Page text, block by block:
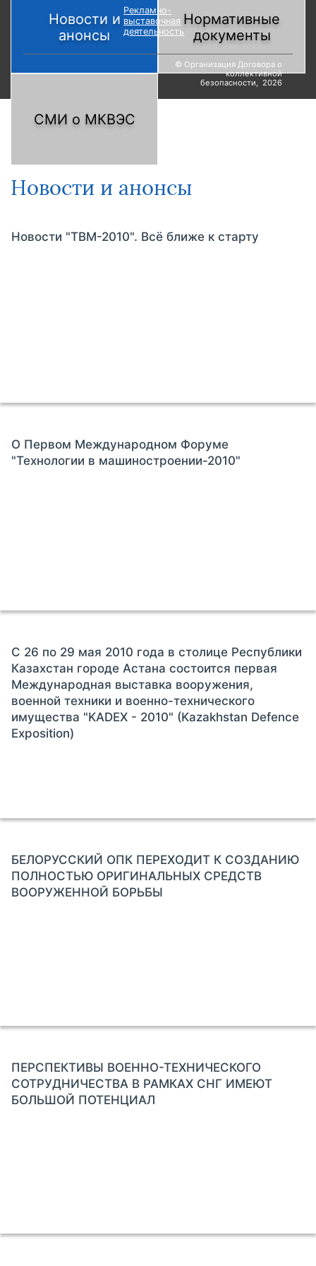
Новости и
анонсы
Нормативные
документы
СМИ о МКВЭС
Новости и анонсы
Новости "ТВМ-2010". Всё ближе к старту
О Первом Международном Форуме
"Технологии в машиностроении-2010"
С 26 по 29 мая 2010 года в столице Республики
Казахстан городе Астана состоится первая
Международная выставка вооружения,
военной техники и военно-технического
имущества "KADEX - 2010" (Kazakhstan Defence
Exposition)
БЕЛОРУССКИЙ ОПК ПЕРЕХОДИТ К СОЗДАНИЮ
ПОЛНОСТЬЮ ОРИГИНАЛЬНЫХ СРЕДСТВ
ВООРУЖЕННОЙ БОРЬБЫ
ПЕРСПЕКТИВЫ ВОЕННО-ТЕХНИЧЕСКОГО
СОТРУДНИЧЕСТВА В РАМКАХ СНГ ИМЕЮТ
БОЛЬШОЙ ПОТЕНЦИАЛ
Рекламно-
выставочная
деятельность
© Организация Договора о
коллективной
безопасности, 2026